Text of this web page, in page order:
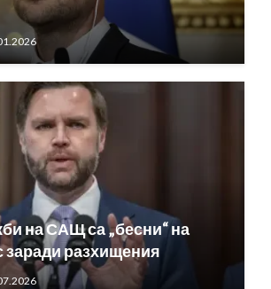
на САЩ са „бесни“ на
разхищения